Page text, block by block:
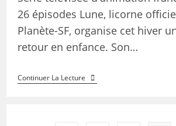
26 épisodes Lune, licorne
Planète-SF, organise cet hiver
retour en enfance. Son…
Continuer La Lecture